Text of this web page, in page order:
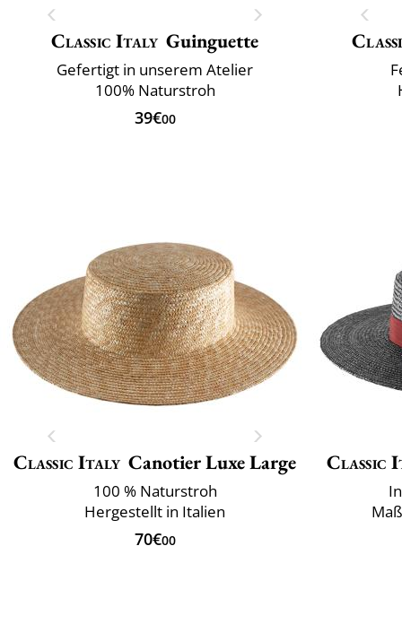
Classic Italy Guinguette
Gefertigt in unserem Atelier
100% Naturstroh
39€00
Classic Italy Canotier Luxe Large
100 % Naturstroh
Hergestellt in Italien
70€00
Classic